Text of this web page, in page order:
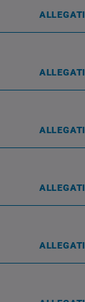
ALLEGATI
ALLEGATI
ALLEGATI
ALLEGATI
ALLEGATI